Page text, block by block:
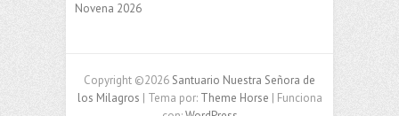
Novena 2026
Copyright ©2026 Santuario Nuestra Señora de
los Milagros | Tema por: Theme Horse | Funciona